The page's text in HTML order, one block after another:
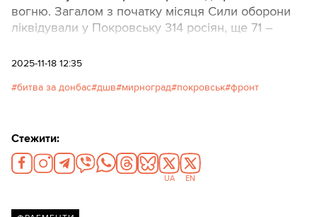
вогню. Загалом з початку місяця Сили оборони
ліквідували у Покровську 314 росіян, ще 71 –
2025-11-18 12:35
битва за донбас дшв мирноград покровськ фронт
Стежити:
UA EN